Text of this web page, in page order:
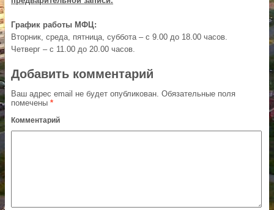
График работы МФЦ:
Вторник, среда, пятница, суббота – с 9.00 до 18.00 часов.
Четверг – с 11.00 до 20.00 часов.
Добавить комментарий
Ваш адрес email не будет опубликован. Обязательные поля
помечены *
Комментарий